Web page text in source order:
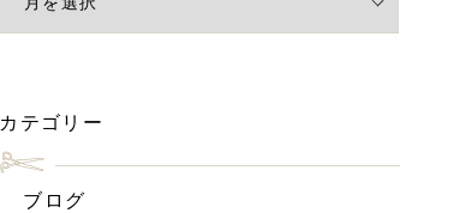
カテゴリー
ブログ